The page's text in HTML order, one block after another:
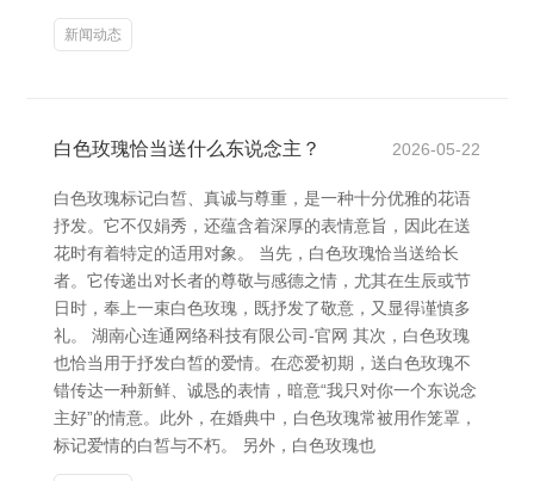
新闻动态
白色玫瑰恰当送什么东说念主？ 2026-05-22
白色玫瑰标记白皙、真诚与尊重，是一种十分优雅的花语
抒发。它不仅娟秀，还蕴含着深厚的表情意旨，因此在送
花时有着特定的适用对象。 当先，白色玫瑰恰当送给长
者。它传递出对长者的尊敬与感德之情，尤其在生辰或节
日时，奉上一束白色玫瑰，既抒发了敬意，又显得谨慎多
礼。 湖南心连通网络科技有限公司-官网 其次，白色玫瑰
也恰当用于抒发白皙的爱情。在恋爱初期，送白色玫瑰不
错传达一种新鲜、诚恳的表情，暗意“我只对你一个东说念
主好”的情意。此外，在婚典中，白色玫瑰常被用作笼罩，
标记爱情的白皙与不朽。 另外，白色玫瑰也